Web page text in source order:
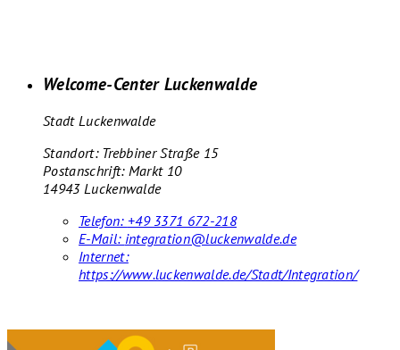
Welcome-Center Luckenwalde
Stadt Luckenwalde
Standort: Trebbiner Straße 15
Postanschrift: Markt 10
14943 Luckenwalde
Telefon: +49 3371 672-218
E-Mail: integration@luckenwalde.de
Internet:
https://www.luckenwalde.de/Stadt/Integration/